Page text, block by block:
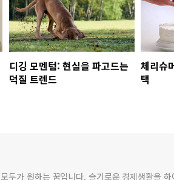
디깅 모멘텀: 현실을 파고드는
덕질 트렌드
체리슈
택
두가 원하는 꿈입니다. 슬기로운 경제생활을